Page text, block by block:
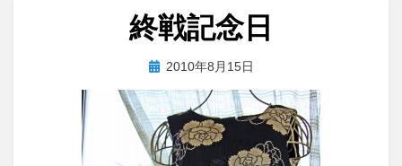
終戦記念日
投稿者wad
投 2010年8月15日